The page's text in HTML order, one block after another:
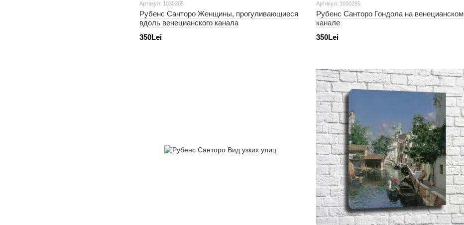
Артикул: 1030305
Рубенс Санторо Женщины, прогуливающиеся
вдоль венецианского канала
350Lei
Артикул: 1030295
Рубенс Санторо Гондола на венецианском
канале
350Lei